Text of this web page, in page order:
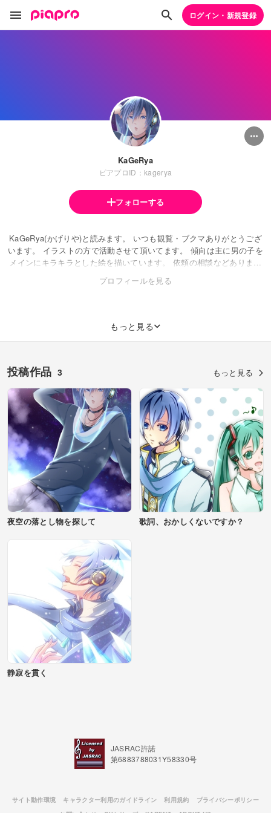
ログイン・新規登録
KaGeRya
ピアプロID：kagerya
フォローする
KaGeRya(かげりや)と読みます。 いつも観覧・ブクマありがとうござ
います。 イラストの方で活動させて頂いてます。 傾向は主に男の子を
メインにキラキラとした絵を描いています。 依頼の相談などありまし
たら気軽にご相談ください。 個人HPやPixivからもメッセージ受け取
れます。 《現在来年３月以降の制作開始になります》
プロフィールを見る
もっと見る
投稿作品 3 もっと見る
夜空の落とし物を探して 歌詞、おかしくないですか？
静寂を貫く
JASRAC許諾
第6883788031Y58330号
サイト動作環境 キャラクター利用のガイドライン 利用規約
プライバシーポリシー